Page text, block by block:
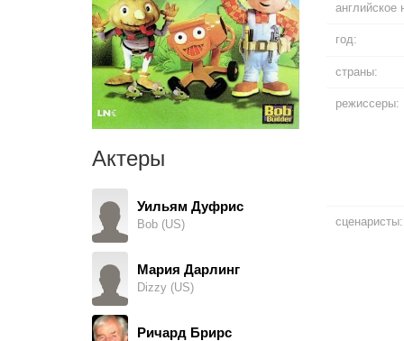
Актеры
Уильям Дуфрис
Bob (US)
Мария Дарлинг
Dizzy (US)
Ричард Брирс
английское
год:
страны:
режиссеры:
сценаристы: